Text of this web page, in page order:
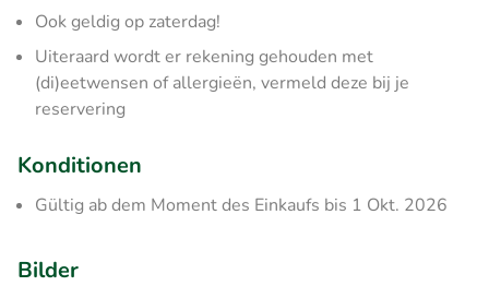
Ook geldig op zaterdag!
Uiteraard wordt er rekening gehouden met
(di)eetwensen of allergieën, vermeld deze bij je
reservering
Konditionen
Gültig ab dem Moment des Einkaufs bis 1 Okt. 2026
Bilder